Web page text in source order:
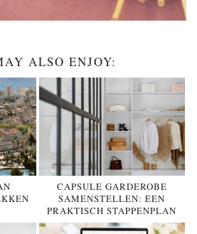
ALSO ENJOY:
CAPSULE GARDEROBE
SAMENSTELLEN: EEN
PRAKTISCH STAPPENPLAN